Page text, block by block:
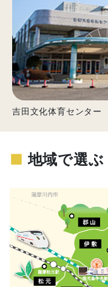
吉田文化体育センター
■地域で選ぶ